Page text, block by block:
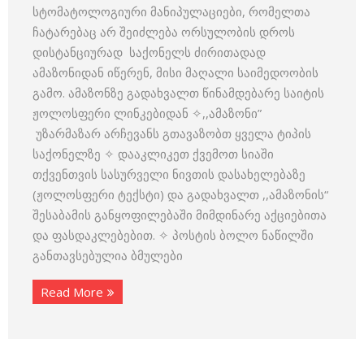
სტომატოლოგიური მანიპულაციები, რომელთა
ჩატარებაც არ შეიძლება ორსულობის დროს
დისტანციურად საქონელს ძირითადად
ამაზონიდან იწერენ, მისი მაღალი საიმედოობის
გამო. ამაზონზე გადახვალთ წინამდებარე საიტის
ჟოლოსფერი ლინკებიდან ✧,,ამაზონი”
უზარმაზარ არჩევანს გთავაზობთ ყველა ტიპის
საქონელზე ✧ დააკლიკეთ ქვემოთ სიაში
თქვენთვის სასურველი ნივთის დასახელებაზე
(ჟოლოსფერი ტექსტი) და გადახვალთ ,,ამაზონის“
შესაბამის განყოფილებაში მიმდინარე აქციებითა
და ფასდაკლებებით. ✧ პოსტის ბოლო ნაწილში
განთავსებულია ბმულები
Read More